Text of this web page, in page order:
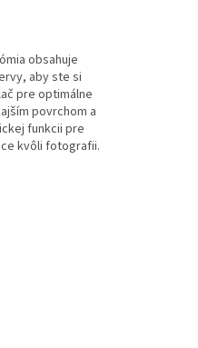
obsahuje
aby ste si
pre optimálne
povrchom a
funkcii pre
kvôli fotografii.